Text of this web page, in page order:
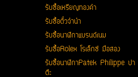
รับซื้อเหรียญทองคำ
รับซื้อตั๋วจำนำ
รับซื้อนาฬิกาแบรนด์เนม
รับซื้อRolex โรเล็กซ์ มือสอง
รับซื้อนาฬิกาPatek Philippe ปา
ต๊ะ